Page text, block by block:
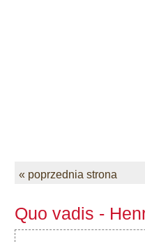
« poprzednia strona
Quo vadis -